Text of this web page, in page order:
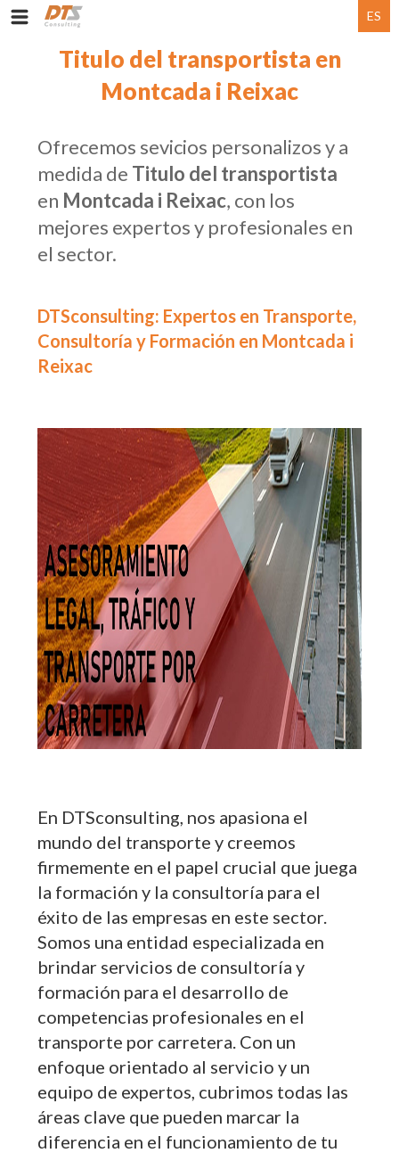
ES
Titulo del transportista en
Montcada i Reixac
Ofrecemos sevicios personalizos y a
medida de Titulo del transportista
en Montcada i Reixac, con los
mejores expertos y profesionales en
el sector.
DTSconsulting: Expertos en Transporte,
Consultoría y Formación en Montcada i
Reixac
En DTSconsulting, nos apasiona el
mundo del transporte y creemos
firmemente en el papel crucial que juega
la formación y la consultoría para el
éxito de las empresas en este sector.
Somos una entidad especializada en
brindar servicios de consultoría y
formación para el desarrollo de
competencias profesionales en el
transporte por carretera. Con un
enfoque orientado al servicio y un
equipo de expertos, cubrimos todas las
áreas clave que pueden marcar la
diferencia en el funcionamiento de tu